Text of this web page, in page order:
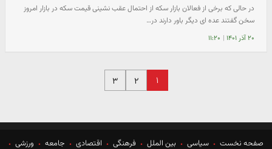
در حالی که برخی از فعالان بازار سکه از احتمال عقب نشینی قیمت سکه در بازار امروز
سخن گفتند عده ای دیگر باور دارند در…
۲۰ آذر ۱۴۰۱ | ۱۱:۲۰
۱ ۲ ۳
صفحه نخست سیاسی بین الملل فرهنگی اقتصادی جامعه ورزشی